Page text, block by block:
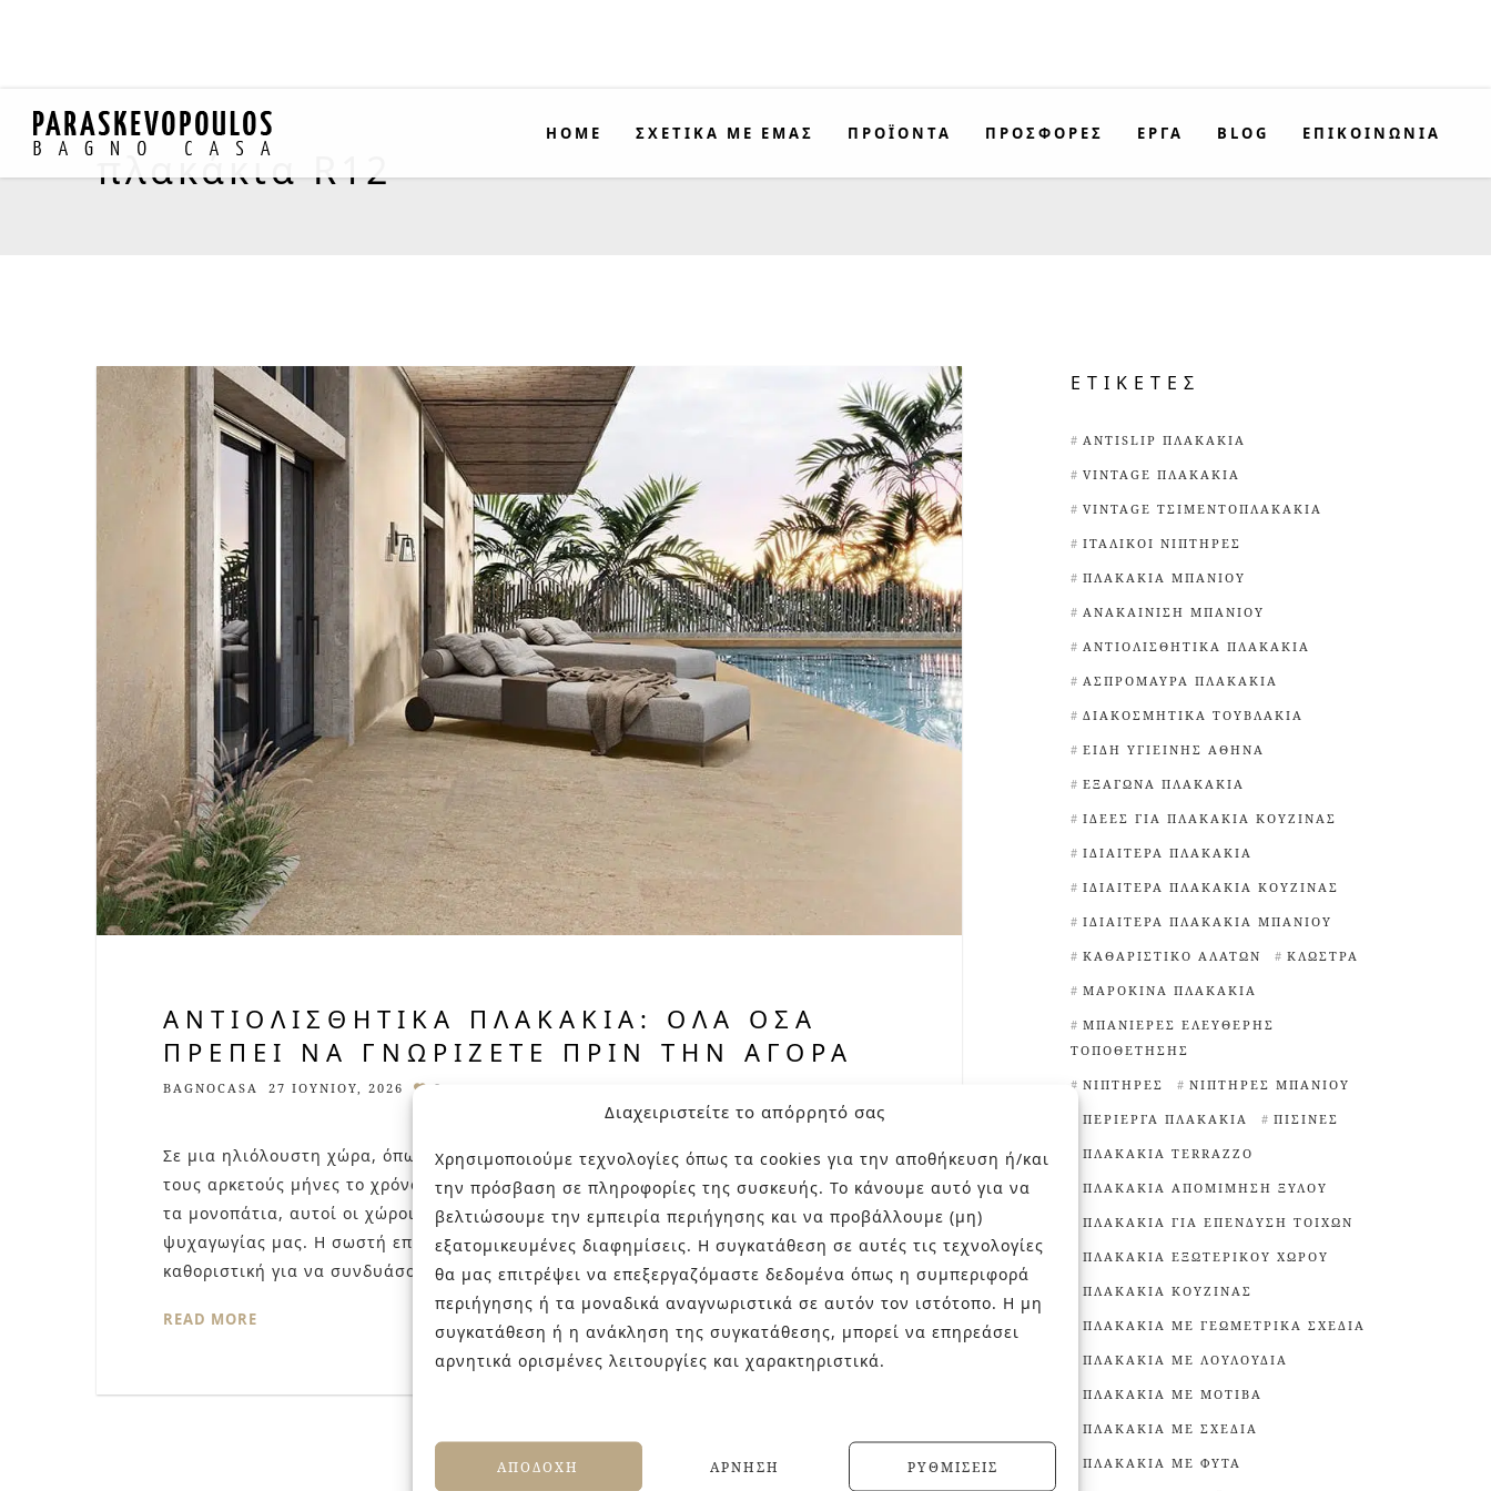
Διαχειριστείτε το απόρρητό σας
Χρησιμοποιούμε τεχνολογίες όπως τα cookies για την αποθήκευση ή/και
την πρόσβαση σε πληροφορίες της συσκευής. Το κάνουμε αυτό για να
βελτιώσουμε την εμπειρία περιήγησης και να προβάλλουμε (μη)
εξατομικευμένες διαφημίσεις. Η συγκατάθεση σε αυτές τις τεχνολογίες
θα μας επιτρέψει να επεξεργαζόμαστε δεδομένα όπως η συμπεριφορά
περιήγησης ή τα μοναδικά αναγνωριστικά σε αυτόν τον ιστότοπο. Η μη
συγκατάθεση ή η ανάκληση της συγκατάθεσης, μπορεί να επηρεάσει
αρνητικά ορισμένες λειτουργίες και χαρακτηριστικά.
ΑΠΟΔΟΧΉ ΆΡΝΗΣΗ ΡΥΘΜΊΣΕΙΣ
HOME ΣΧΕΤΙΚΑ ΜΕ ΕΜΑΣ ΠΡΟΪΟΝΤΑ ΠΡΟΣΦΟΡΈΣ ΕΡΓΑ BLOG ΕΠΙΚΟΙΝΩΝΊΑ
πλακάκια R12
ΑΝΤΙΟΛΙΣΘΗΤΙΚΆ ΠΛΑΚΆΚΙΑ: ΌΛΑ ΌΣΑ
ΠΡΈΠΕΙ ΝΑ ΓΝΩΡΊΖΕΤΕ ΠΡΙΝ ΤΗΝ ΑΓΟΡΆ
BAGNOCASA 27 ΙΟΥΝΊΟΥ, 2026 0
Σε μια ηλιόλουστη χώρα, όπως η Ελλάδα, οι εξωτερικοί χώροι έχουν την τιμητική
τους αρκετούς μήνες το χρόνο. Από τις αυλές και τις βεράντες μέχρι τους κήπους και
τα μονοπάτια, αυτοί οι χώροι γίνονται το κέντρο της καθημερινότητας και της
ψυχαγωγίας μας. Η σωστή επιλογή πλακιδίων για εξωτερικούς χώρους είναι
καθοριστική για να συνδυάσουμε λειτουργικότητα,…
READ MORE
ΕΤΙΚΈΤΕΣ
ANTISLIP ΠΛΑΚΆΚΙΑ
VINTAGE ΠΛΑΚΆΚΙΑ
VINTAGE ΤΣΙΜΕΝΤΟΠΛΑΚΆΚΙΑ
ΙΤΑΛΙΚΟΊ ΝΙΠΤΉΡΕΣ
ΠΛΑΚΆΚΙΑ ΜΠΆΝΙΟΥ
ΑΝΑΚΑΊΝΙΣΗ ΜΠΆΝΙΟΥ
ΑΝΤΙΟΛΙΣΘΗΤΙΚΆ ΠΛΑΚΆΚΙΑ
ΑΣΠΡΌΜΑΥΡΑ ΠΛΑΚΆΚΙΑ
ΔΙΑΚΟΣΜΗΤΙΚΆ ΤΟΥΒΛΆΚΙΑ
ΕΊΔΗ ΥΓΙΕΙΝΉΣ ΑΘΉΝΑ
ΕΞΆΓΩΝΑ ΠΛΑΚΆΚΙΑ
ΙΔΈΕΣ ΓΙΑ ΠΛΑΚΆΚΙΑ ΚΟΥΖΊΝΑΣ
ΙΔΙΑΊΤΕΡΑ ΠΛΑΚΆΚΙΑ
ΙΔΙΑΊΤΕΡΑ ΠΛΑΚΆΚΙΑ ΚΟΥΖΊΝΑΣ
ΙΔΙΑΊΤΕΡΑ ΠΛΑΚΆΚΙΑ ΜΠΆΝΙΟΥ
ΚΑΘΑΡΙΣΤΙΚΌ ΑΛΆΤΩΝ ΚΛΏΣΤΡΑ
ΜΑΡΟΚΙΝΆ ΠΛΑΚΆΚΙΑ
ΜΠΑΝΙΈΡΕΣ ΕΛΕΎΘΕΡΗΣ
ΤΟΠΟΘΈΤΗΣΗΣ
ΝΙΠΤΉΡΕΣ ΝΙΠΤΉΡΕΣ ΜΠΆΝΙΟΥ
ΠΕΡΊΕΡΓΑ ΠΛΑΚΆΚΙΑ ΠΙΣΊΝΕΣ
ΠΛΑΚΆΚΙΑ TERRAZZO
ΠΛΑΚΆΚΙΑ ΑΠΟΜΊΜΗΣΗ ΞΎΛΟΥ
ΠΛΑΚΆΚΙΑ ΓΙΑ ΕΠΈΝΔΥΣΗ ΤΟΊΧΩΝ
ΠΛΑΚΆΚΙΑ ΕΞΩΤΕΡΙΚΟΎ ΧΏΡΟΥ
ΠΛΑΚΆΚΙΑ ΚΟΥΖΊΝΑΣ
ΠΛΑΚΆΚΙΑ ΜΕ ΓΕΩΜΕΤΡΙΚΆ ΣΧΈΔΙΑ
ΠΛΑΚΆΚΙΑ ΜΕ ΛΟΥΛΟΎΔΙΑ
ΠΛΑΚΆΚΙΑ ΜΕ ΜΟΤΊΒΑ
ΠΛΑΚΆΚΙΑ ΜΕ ΣΧΈΔΙΑ
ΠΛΑΚΆΚΙΑ ΜΕ ΦΥΤΆ